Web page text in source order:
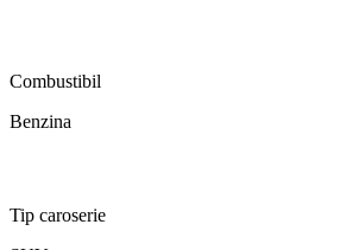
Combustibil
Benzina
Tip caroserie